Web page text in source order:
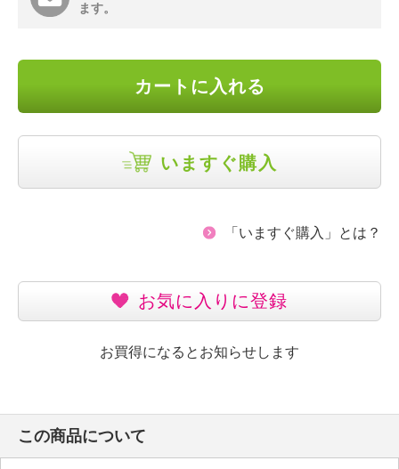
ます。
カートに入れる
いますぐ購入
「いますぐ購入」とは？
お気に入りに登録
お買得になるとお知らせします
この商品について